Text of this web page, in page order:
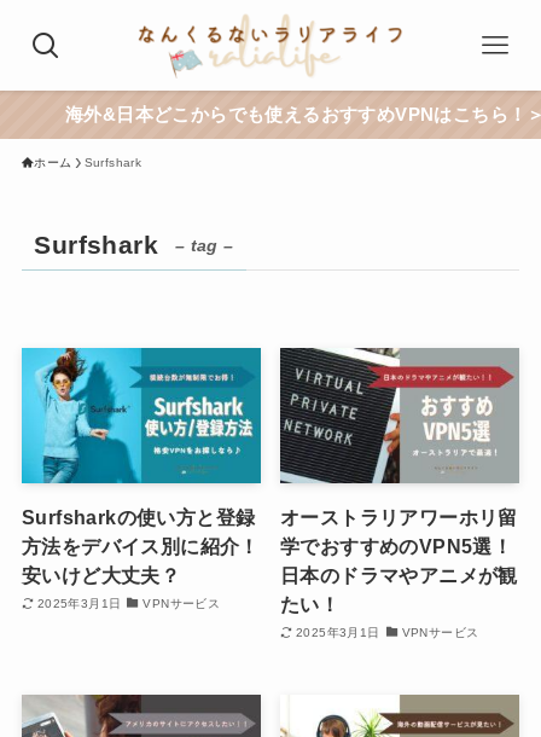
海外&日本どこからでも使えるおすすめVPNはこちら！＞
ホーム Surfshark
Surfshark – tag –
Surfsharkの使い方と登録
方法をデバイス別に紹介！
安いけど大丈夫？
2025年3月1日 VPNサービス
オーストラリアワーホリ留
学でおすすめのVPN5選！
日本のドラマやアニメが観
たい！
2025年3月1日 VPNサービス